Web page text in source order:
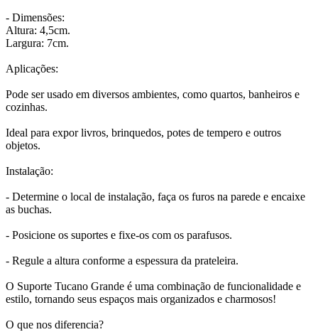
- Dimensões:
Altura: 4,5cm.
Largura: 7cm.
Aplicações:
Pode ser usado em diversos ambientes, como quartos, banheiros e
cozinhas.
Ideal para expor livros, brinquedos, potes de tempero e outros
objetos.
Instalação:
- Determine o local de instalação, faça os furos na parede e encaixe
as buchas.
- Posicione os suportes e fixe-os com os parafusos.
- Regule a altura conforme a espessura da prateleira.
O Suporte Tucano Grande é uma combinação de funcionalidade e
estilo, tornando seus espaços mais organizados e charmosos!
O que nos diferencia?